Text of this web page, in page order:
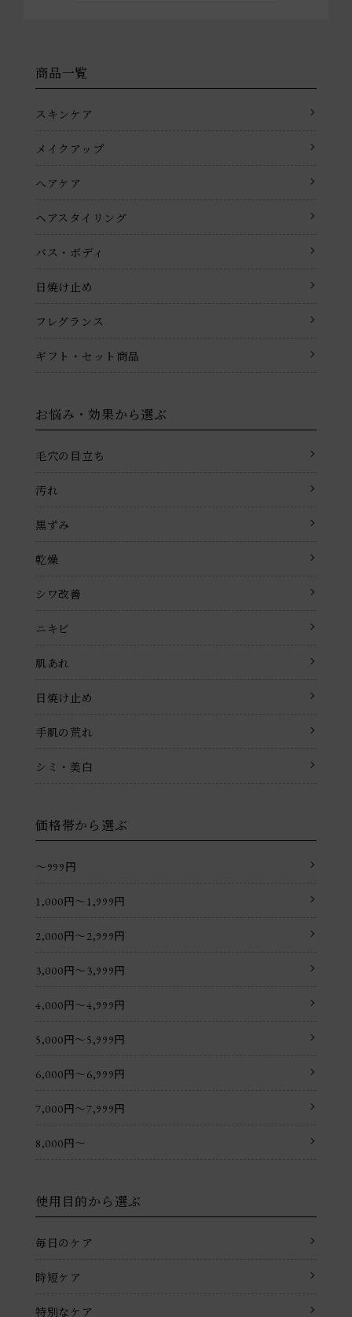
商品一覧
スキンケア
メイクアップ
ヘアケア
ヘアスタイリング
バス・ボディ
日焼け止め
フレグランス
ギフト・セット商品
お悩み・効果から選ぶ
毛穴の目立ち
汚れ
黒ずみ
乾燥
シワ改善
ニキビ
肌あれ
日焼け止め
手肌の荒れ
シミ・美白
価格帯から選ぶ
〜999円
1,000円〜1,999円
2,000円〜2,999円
3,000円〜3,999円
4,000円〜4,999円
5,000円〜5,999円
6,000円〜6,999円
7,000円〜7,999円
8,000円〜
使用目的から選ぶ
毎日のケア
時短ケア
特別なケア